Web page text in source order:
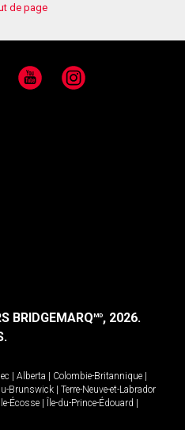
de page
YouTube Instagram
BRIDGEMARQMD, 2026.
| Alberta | Colombie-Britannique |
Brunswick | Terre-Neuve-et-Labrador
Écosse | Île-du-Prince-Édouard |